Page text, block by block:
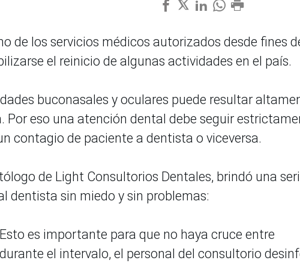
de los servicios médicos autorizados desde fines
el reinicio de algunas actividades en el país.
buconasales y oculares puede resultar
Por eso una atención dental debe seguir
contagio de paciente a dentista o viceversa.
de Light Consultorios Dentales, brindó una
dentista sin miedo y sin problemas:
Esto es importante para que no haya cruce entre
el intervalo, el personal del consultorio